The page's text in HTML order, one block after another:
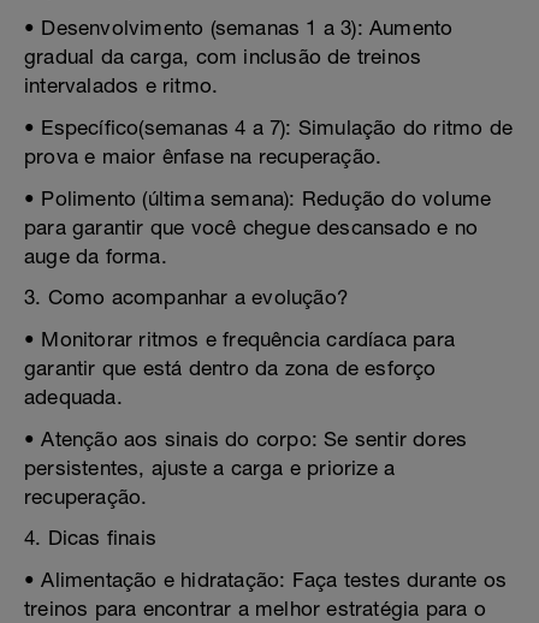
• Desenvolvimento (semanas 1 a 3): Aumento
gradual da carga, com inclusão de treinos
intervalados e ritmo.
• Específico(semanas 4 a 7): Simulação do ritmo de
prova e maior ênfase na recuperação.
• Polimento (última semana): Redução do volume
para garantir que você chegue descansado e no
auge da forma.
3. Como acompanhar a evolução?
• Monitorar ritmos e frequência cardíaca para
garantir que está dentro da zona de esforço
adequada.
• Atenção aos sinais do corpo: Se sentir dores
persistentes, ajuste a carga e priorize a
recuperação.
4. Dicas finais
• Alimentação e hidratação: Faça testes durante os
treinos para encontrar a melhor estratégia para o